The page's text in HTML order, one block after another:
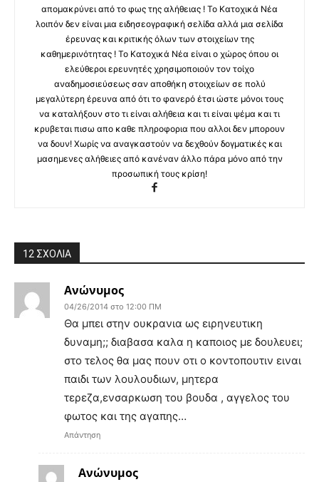
απομακρύνει από το φως της αλήθειας ! Το Κατοχικά Νέα
λοιπόν δεν είναι μια ειδησεογραφική σελίδα αλλά μια σελίδα
έρευνας και κριτικής όλων των στοιχείων της
καθημερινότητας ! Το Κατοχικά Νέα είναι ο χώρος όπου οι
ελεύθεροι ερευνητές χρησιμοποιούν τον τοίχο
αναδημοσιεύσεως σαν αποθήκη στοιχείων σε πολύ
μεγαλύτερη έρευνα από ότι το φανερό έτσι ώστε μόνοι τους
να καταλήξουν στο τι είναι αλήθεια και τι είναι ψέμα και τι
κρυβεται πισω απο καθε πληροφορια που αλλοι δεν μπορουν
να δουν! Χωρίς να αναγκαστούν να δεχθούν δογματικές και
μασημενες αλήθειες από κανέναν άλλο πάρα μόνο από την
προσωπική τους κρίση!
12 ΣΧΟΛΙΑ
Ανώνυμος
04/26/2014 στο 12:00 ΠΜ
Θα μπει στην ουκρανια ως ειρηνευτικη
δυναμη;; διαβασα καλα η καποιος με δουλευει;
στο τελος θα μας πουν οτι ο κοντοπουτιν ειναι
παιδι των λουλουδιων, μητερα
τερεζα,ενσαρκωση του βουδα , αγγελος του
φωτος και της αγαπης…
Απάντηση
Ανώνυμος